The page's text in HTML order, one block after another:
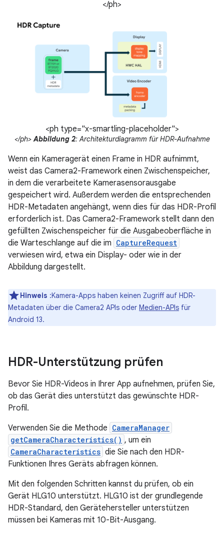
</ph>
<ph type="x-smartling-placeholder">
</ph>Abbildung 2: Architekturdiagramm für HDR-Aufnahme
Wenn ein Kameragerät einen Frame in HDR aufnimmt,
weist das Camera2-Framework einen Zwischenspeicher,
in dem die verarbeitete Kamerasensorausgabe
gespeichert wird. Außerdem werden die entsprechenden
HDR-Metadaten angehängt, wenn dies für das HDR-Profil
erforderlich ist. Das Camera2-Framework stellt dann den
gefüllten Zwischenspeicher für die Ausgabeoberfläche in
die Warteschlange auf die im CaptureRequest
verwiesen wird, etwa ein Display- oder wie in der
Abbildung dargestellt.
Hinweis :Kamera-Apps haben keinen Zugriff auf HDR-
Metadaten über die Camera2 APIs oder Medien-APIs für
Android 13.
HDR-Unterstützung prüfen
Bevor Sie HDR-Videos in Ihrer App aufnehmen, prüfen Sie,
ob das Gerät dies unterstützt das gewünschte HDR-
Profil.
Verwenden Sie die Methode CameraManager
getCameraCharacteristics() , um ein
CameraCharacteristics die Sie nach den HDR-
Funktionen Ihres Geräts abfragen können.
Mit den folgenden Schritten kannst du prüfen, ob ein
Gerät HLG10 unterstützt. HLG10 ist der grundlegende
HDR-Standard, den Gerätehersteller unterstützen
müssen bei Kameras mit 10-Bit-Ausgang.